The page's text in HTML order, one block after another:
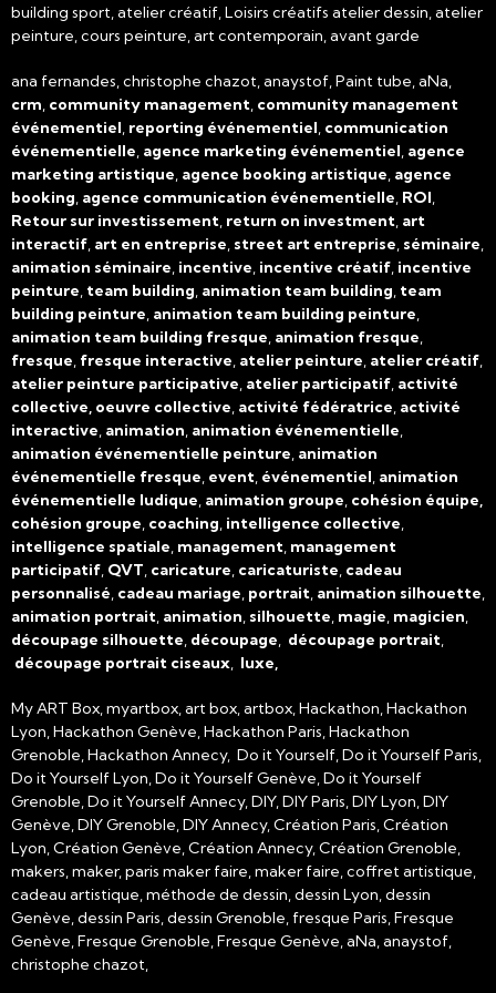
building sport, atelier créatif, Loisirs créatifs atelier dessin, atelier
peinture, cours peinture, art contemporain, avant garde
ana fernandes, christophe chazot, anaystof, Paint tube, aNa,
crm, community management, community management
événementiel, reporting événementiel, communication
événementielle, agence marketing événementiel, agence
marketing artistique, agence booking artistique, agence
booking, agence communication événementielle, ROI,
Retour sur investissement, return on investment, art
interactif, art en entreprise, street art entreprise, séminaire,
animation séminaire, incentive, incentive créatif, incentive
peinture, team building, animation team building, team
building peinture, animation team building peinture,
animation team building fresque, animation fresque,
fresque, fresque interactive, atelier peinture, atelier créatif,
atelier peinture participative, atelier participatif, activité
collective, oeuvre collective, activité fédératrice, activité
interactive, animation, animation événementielle,
animation événementielle peinture, animation
événementielle fresque, event, événementiel, animation
événementielle ludique, animation groupe, cohésion équipe,
cohésion groupe, coaching, intelligence collective,
intelligence spatiale, management, management
participatif, QVT, caricature, caricaturiste, cadeau
personnalisé, cadeau mariage, portrait, animation silhouette,
animation portrait, animation, silhouette, magie, magicien,
découpage silhouette, découpage, découpage portrait,
découpage portrait ciseaux, luxe,
My ART Box, myartbox, art box, artbox, Hackathon, Hackathon
Lyon, Hackathon Genève, Hackathon Paris, Hackathon
Grenoble, Hackathon Annecy, Do it Yourself, Do it Yourself Paris,
Do it Yourself Lyon, Do it Yourself Genève, Do it Yourself
Grenoble, Do it Yourself Annecy, DIY, DIY Paris, DIY Lyon, DIY
Genève, DIY Grenoble, DIY Annecy, Création Paris, Création
Lyon, Création Genève, Création Annecy, Création Grenoble,
makers, maker, paris maker faire, maker faire, coffret artistique,
cadeau artistique, méthode de dessin, dessin Lyon, dessin
Genève, dessin Paris, dessin Grenoble, fresque Paris, Fresque
Genève, Fresque Grenoble, Fresque Genève, aNa, anaystof,
christophe chazot,